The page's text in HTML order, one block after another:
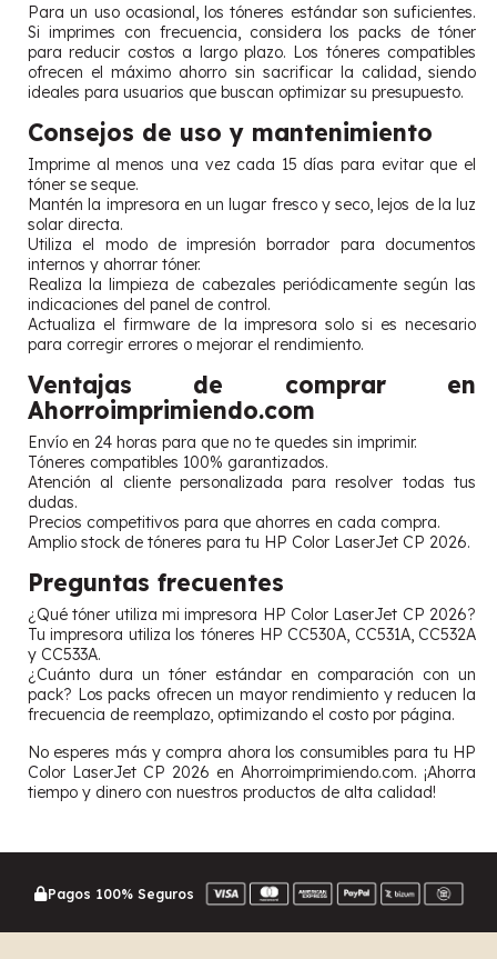
Para un uso ocasional, los tóneres estándar son suficientes.
Si imprimes con frecuencia, considera los packs de tóner
para reducir costos a largo plazo. Los tóneres compatibles
ofrecen el máximo ahorro sin sacrificar la calidad, siendo
ideales para usuarios que buscan optimizar su presupuesto.
Consejos de uso y mantenimiento
Imprime al menos una vez cada 15 días para evitar que el
tóner se seque.
Mantén la impresora en un lugar fresco y seco, lejos de la luz
solar directa.
Utiliza el modo de impresión borrador para documentos
internos y ahorrar tóner.
Realiza la limpieza de cabezales periódicamente según las
indicaciones del panel de control.
Actualiza el firmware de la impresora solo si es necesario
para corregir errores o mejorar el rendimiento.
Ventajas de comprar en
Ahorroimprimiendo.com
Envío en 24 horas para que no te quedes sin imprimir.
Tóneres compatibles 100% garantizados.
Atención al cliente personalizada para resolver todas tus
dudas.
Precios competitivos para que ahorres en cada compra.
Amplio stock de tóneres para tu HP Color LaserJet CP 2026.
Preguntas frecuentes
¿Qué tóner utiliza mi impresora HP Color LaserJet CP 2026?
Tu impresora utiliza los tóneres HP CC530A, CC531A, CC532A
y CC533A.
¿Cuánto dura un tóner estándar en comparación con un
pack? Los packs ofrecen un mayor rendimiento y reducen la
frecuencia de reemplazo, optimizando el costo por página.
No esperes más y compra ahora los consumibles para tu HP
Color LaserJet CP 2026 en Ahorroimprimiendo.com. ¡Ahorra
tiempo y dinero con nuestros productos de alta calidad!
Pagos 100% Seguros